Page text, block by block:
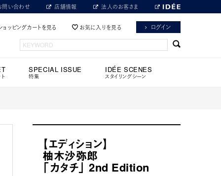
問い合わせ 店舗情報 法人のお客さま
ョッピングカートを見る お気に入りを見る ログイン
SPECIAL ISSUE
特集
IDÉE SCENES
スタイリングシーン
【エディション】
柚木沙弥郎
「カタチ」 2nd Edition